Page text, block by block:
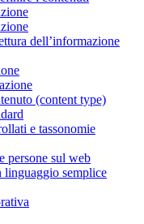
dell’informazione
(content type)
e tassonomie
persone sul web
linguaggio semplice